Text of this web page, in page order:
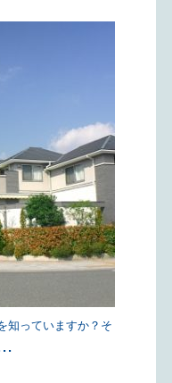
知っていますか？そ